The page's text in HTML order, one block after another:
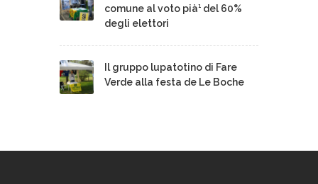
comune al voto pià¹ del 60%
degli elettori
Il gruppo lupatotino di Fare
Verde alla festa de Le Boche